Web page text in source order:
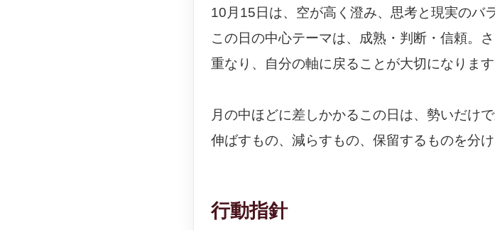
10月15日は、空が高く澄み、思考と現実のバ
この日の中心テーマは、成熟・判断・信頼。
重なり、自分の軸に戻ることが大切になります
月の中ほどに差しかかるこの日は、勢いだけ
伸ばすもの、減らすもの、保留するものを分
行動指針